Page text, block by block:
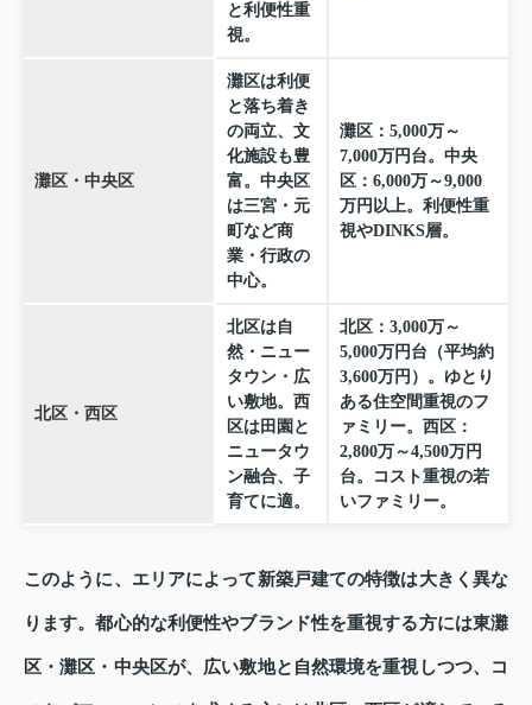
と利便性重
視。
灘区・中央区
灘区は利便
と落ち着き
の両立、文
化施設も豊
富。中央区
は三宮・元
町など商
業・行政の
中心。
灘区：5,000万～
7,000万円台。中央
区：6,000万～9,000
万円以上。利便性重
視やDINKS層。
北区・西区
北区は自
然・ニュー
タウン・広
い敷地。西
区は田園と
ニュータウ
ン融合、子
育てに適。
北区：3,000万～
5,000万円台（平均約
3,600万円）。ゆとり
ある住空間重視のフ
ァミリー。西区：
2,800万～4,500万円
台。コスト重視の若
いファミリー。
このように、エリアによって新築戸建ての特徴は大きく異な
ります。都心的な利便性やブランド性を重視する方には東灘
区・灘区・中央区が、広い敷地と自然環境を重視しつつ、コ